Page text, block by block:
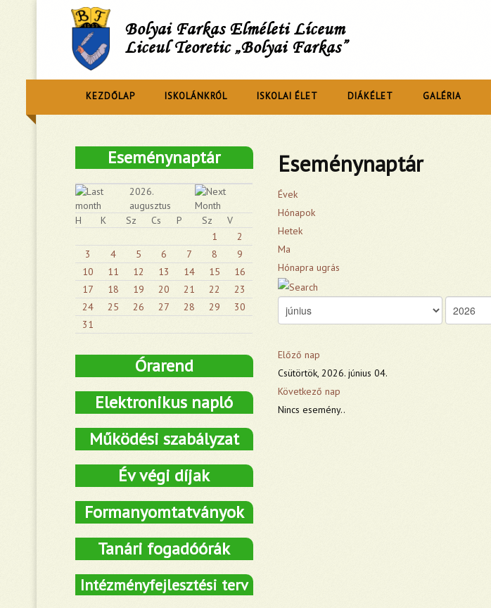
Bolyai Farkas Elméleti Líceum
Liceul Teoretic „Bolyai Farkas”
KEZDŐLAP ISKOLÁNKRÓL ISKOLAI ÉLET DIÁKÉLET GALÉRIA
Eseménynaptár
Évek
Hónapok
Hetek
Ma
Hónapra ugrás
Előző nap
Csütörtök, 2026. június 04.
Következő nap
Nincs esemény..
Eseménynaptár
2026.
augusztus
H
K Sz Cs P Sz
V
1
2
3
4 5 6 7 8
9
10
11 12 13 14 15
16
17
18 19 20 21 22
23
24
25 26 27 28 29
30
31
Órarend
Elektronikus napló
Működési szabályzat
Év végi díjak
Formanyomtatványok
Tanári fogadóórák
Intézményfejlesztési terv